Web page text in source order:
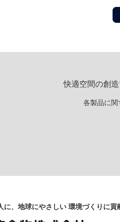
快適空間の創
各製品に関
、地球にやさしい 環境づくりに貢